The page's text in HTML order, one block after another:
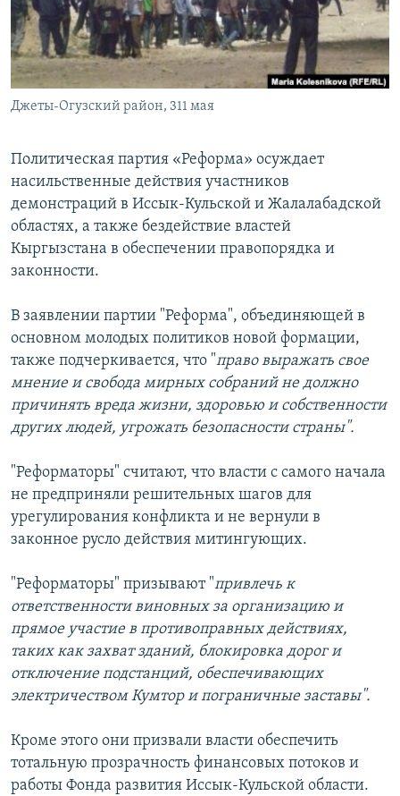
Джеты-Огузский район, 311 мая
Политическая партия «Реформа» осуждает
насильственные действия участников
демонстраций в Иссык-Кульской и Жалалабадской
областях, а также бездействие властей
Кыргызстана в обеспечении правопорядка и
законности.
В заявлении партии "Реформа", объединяющей в
основном молодых политиков новой формации,
также подчеркивается, что "право выражать свое
мнение и свобода мирных собраний не должно
причинять вреда жизни, здоровью и собственности
других людей, угрожать безопасности страны".
"Реформаторы" считают, что власти с самого начала
не предприняли решительных шагов для
урегулирования конфликта и не вернули в
законное русло действия митингующих.
"Реформаторы" призывают "привлечь к
ответственности виновных за организацию и
прямое участие в противоправных действиях,
таких как захват зданий, блокировка дорог и
отключение подстанций, обеспечивающих
электричеством Кумтор и пограничные заставы".
Кроме этого они призвали власти обеспечить
тотальную прозрачность финансовых потоков и
работы Фонда развития Иссык-Кульской области.